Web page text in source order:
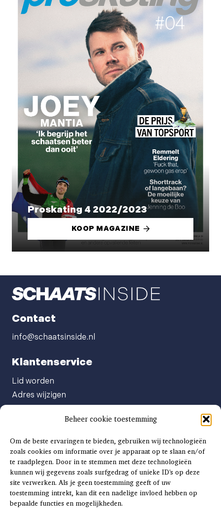
Beheer cookie toestemming
Om de beste ervaringen te bieden, gebruiken wij technologieën
zoals cookies om informatie over je apparaat op te slaan en/of
te raadplegen. Door in te stemmen met deze technologieën
kunnen wij gegevens zoals surfgedrag of unieke ID's op deze
site verwerken. Als je geen toestemming geeft of uw
toestemming intrekt, kan dit een nadelige invloed hebben op
bepaalde functies en mogelijkheden.
Proskating 4 2022/2023
KOOP MAGAZINE
Contact
info@schaatsinside.nl
Klantenservice
Lid worden
Adres wijzigen
Abonnement opzeggen
Afgeven automatische incasso
Factuur betalen
Klachtenformulier
Overige vragen
Adverteren